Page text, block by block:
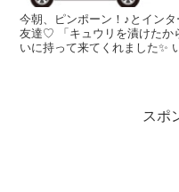
今朝、ピンポーン！♪とイン
友達♡ 「キュウリを漬けたか
いに持って来てくれました✨
スポ